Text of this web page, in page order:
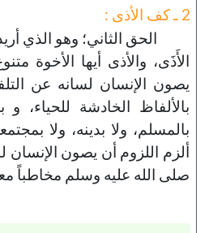
2 ـ كف الأذى :
الحق الثاني؛ وهو الذي
الأَذَى، والأذى أيها الأخوة
يصون الإنسان لسانه عن
بالألفاظ الخادشة للحياء، و
بالمسلم، ولا بدينه، ولا
ألزم اللزوم أن يصون الإنسان
صلى الله عليه وسلم مخاطباً